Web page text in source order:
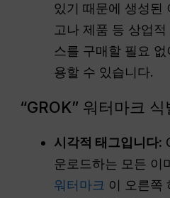
있기 때문에 생성된
고나 제품 등 상업
스를 구매할 필요
용할 수 있습니다.
“GROK” 워터마크 식
시각적 태그입니다:
운로드하는 모든 이
워터마크 이 오른쪽